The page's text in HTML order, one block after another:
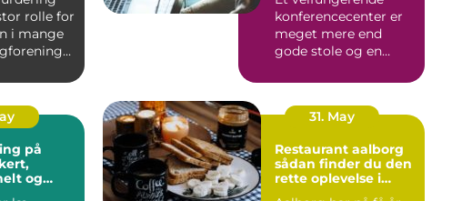
rolle for
i mange
konferencecenter er
meget mere end
gode stole og en
steder i N...
på
og
31. May
Restaurant aalborg
sådan finder du den
rette oplevelse i